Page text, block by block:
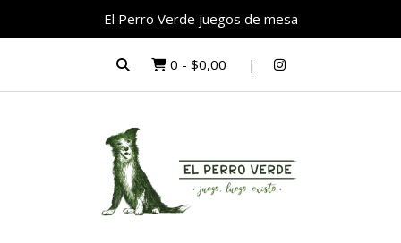
El Perro Verde juegos de mesa
0 - $0,00